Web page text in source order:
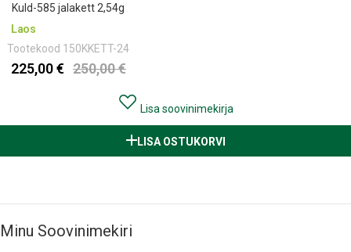
Kuld-585 jalakett 2,54g
Laos
Tootekood 150KKETT-24
225,00 € 250,00 €
Lisa soovinimekirja
LISA OSTUKORVI
Minu Soovinimekiri